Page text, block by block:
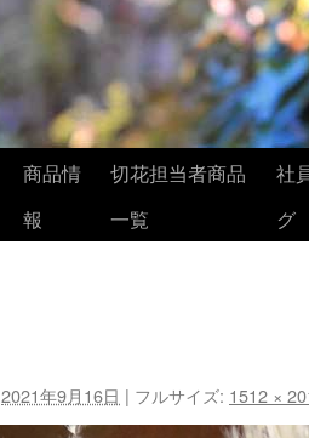
商品情
報
切花担当者商品
一覧
社
グ
2021年9月16日 | フルサイズ: 1512 ×